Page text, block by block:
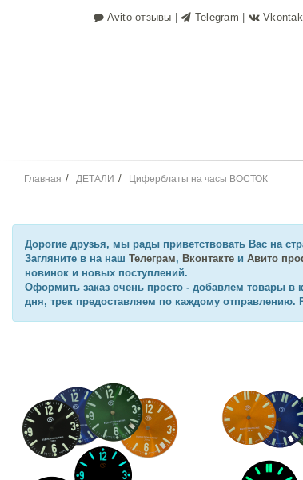
Avito отзывы | Telegram
Главная ДЕТАЛИ Циферблаты на часы ВОСТОК
Дорогие друзья, мы рады приветствовать Вас на
Загляните в на наш Телеграм, Вконтакте и Авито
новинок и новых поступлений.
Оформить заказ очень просто - добавлем товары в
дня, трек предоставляем по каждому отправлению.